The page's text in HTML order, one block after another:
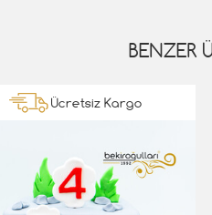
BENZER
Ücretsiz Kargo